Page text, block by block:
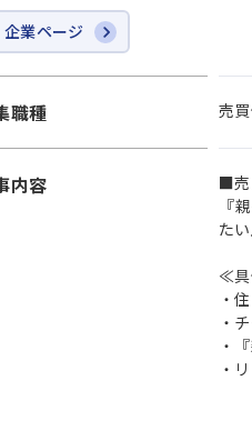
企業ページ
職種 売
内容
■売
『
た
≪具
・
・
・
・